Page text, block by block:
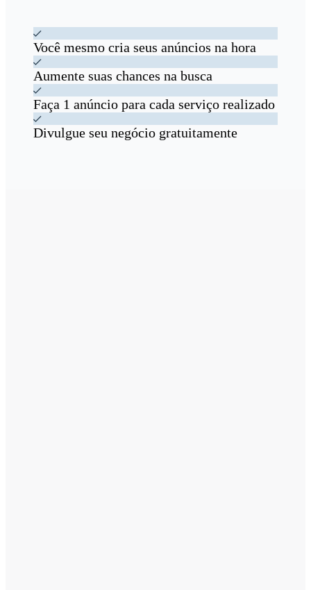
Você mesmo cria seus anúncios na hora
Aumente suas chances na busca
Faça 1 anúncio para cada serviço realizado
Divulgue seu negócio gratuitamente